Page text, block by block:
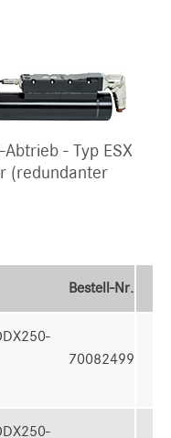
- Typ ESX
(redundanter
Bestell-Nr.
70082499